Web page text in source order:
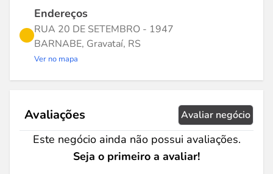
Endereços
RUA 20 DE SETEMBRO - 1947
BARNABE, Gravataí, RS
Ver no mapa
Avaliações Avaliar negócio
Este negócio ainda não possui avaliações.
Seja o primeiro a avaliar!